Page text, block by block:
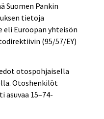
Suomen Pankin
tietoja
Euroopan yhteisön
(95/57/EY)
otospohjaisella
Otoshenkilöt
asuvaa 15–74-